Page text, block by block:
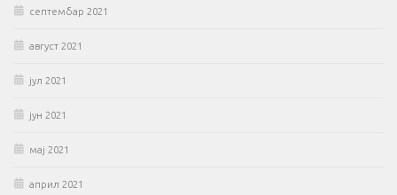
септембар 2021
август 2021
јул 2021
јун 2021
мај 2021
април 2021